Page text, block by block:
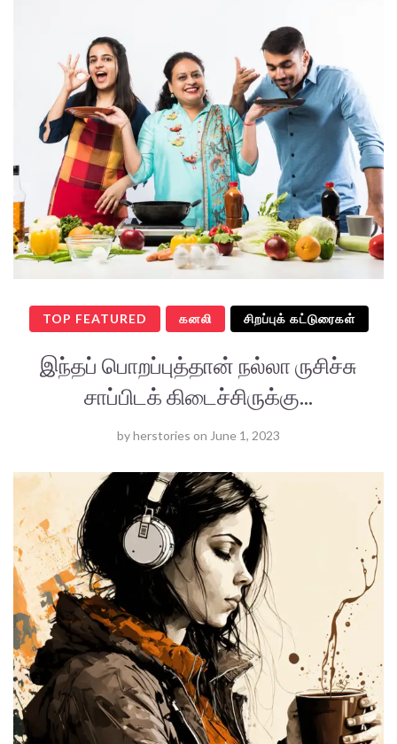
TOP FEATURED கனலி சிறப்புக் கட்டுரைகள்
இந்தப் பொறப்புத்தான் நல்லா ருசிச்சு
சாப்பிடக் கிடைச்சிருக்கு...
byherstories on June 1, 2023